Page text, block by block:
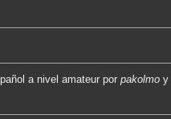
a nivel amateur por pakolmoy